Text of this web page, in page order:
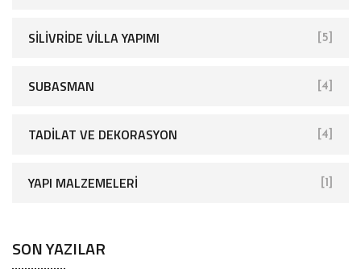
SİLİVRİDE VİLLA YAPIMI [5]
SUBASMAN [4]
TADILAT VE DEKORASYON [4]
YAPI MALZEMELERI [1]
SON YAZILAR